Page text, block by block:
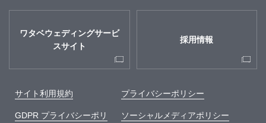
ワタベウェディングサービ
スサイト
採用情報
サイト利用規約 プライバシーポリシー
GDPR プライバシーポリ ソーシャルメディアポリシー